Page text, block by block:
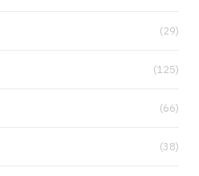
(29)
(125)
(66)
(38)